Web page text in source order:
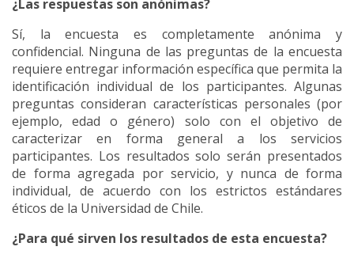
¿Las respuestas son anónimas?
Sí, la encuesta es completamente anónima y
confidencial. Ninguna de las preguntas de la encuesta
requiere entregar información específica que permita la
identificación individual de los participantes. Algunas
preguntas consideran características personales (por
ejemplo, edad o género) solo con el objetivo de
caracterizar en forma general a los servicios
participantes. Los resultados solo serán presentados
de forma agregada por servicio, y nunca de forma
individual, de acuerdo con los estrictos estándares
éticos de la Universidad de Chile.
¿Para qué sirven los resultados de esta encuesta?